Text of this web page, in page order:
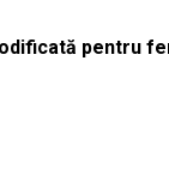
pentru